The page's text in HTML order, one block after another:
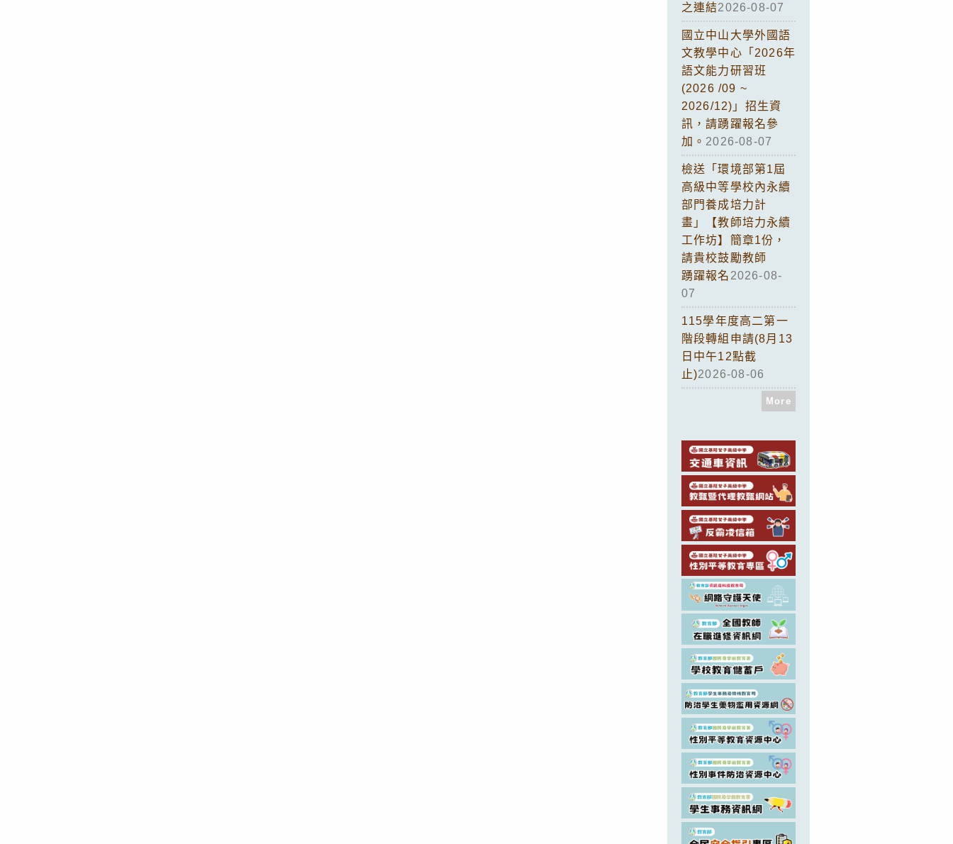
之連結2026-08-07
國立中山大學外國語
文教學中心「2026年
語文能力研習班
(2026 /09 ~
2026/12)」招生資
訊，請踴躍報名參
加。 2026-08-07
檢送「環境部第1屆
高級中等學校內永續
部門養成培力計
畫」【教師培力永續
工作坊】簡章1份，
請貴校鼓勵教師
踴躍報名 2026-08-
07
115學年度高二第一
階段轉組申請(8月13
日中午12點截
止)2026-08-06
More